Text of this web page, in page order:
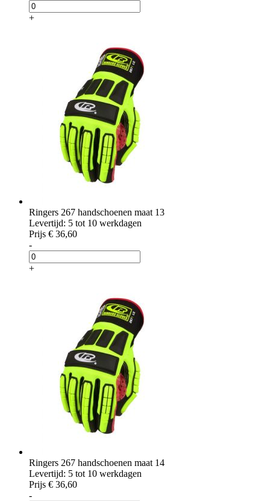
+
Ringers 267 handschoenen maat 13
Levertijd: 5 tot 10 werkdagen
Prijs € 36,60
-
+
Ringers 267 handschoenen maat 14
Levertijd: 5 tot 10 werkdagen
Prijs € 36,60
-